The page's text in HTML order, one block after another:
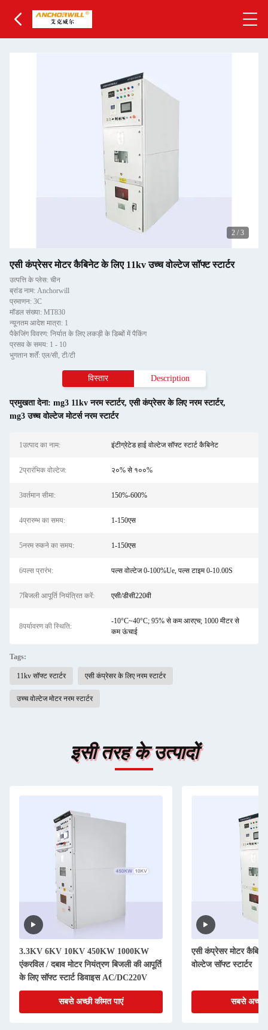
2 / 3
एसी कंप्रेसर मोटर कैबिनेट के लिए 11kv उच्च वोल्टेज सॉफ्ट स्टार्टर
उत्पत्ति के प्लेस: चीन
ब्रांड नाम: Anchorwill
प्रमाणन: 3C
मॉडल संख्या: MT830
न्यूनतम आदेश मात्रा: 1
पैकेजिंग विवरण: निर्यात के लिए लकड़ी के डिब्बों में पैकिंग
प्रसव के समय: 1 - 10
भुगतान शर्तें: एल/सी, टी/टी
विस्तार Description
प्रमुखता देना: mg3 11kv नरम स्टार्टर,एसी कंप्रेसर के लिए नरम स्टार्टर,
mg3 उच्च वोल्टेज मोटर्स नरम स्टार्टर
1उत्पाद का नाम: इंटीग्रेटेड हाई वोल्टेज सॉफ्ट स्टार्ट कैबिनेट
2प्रारंभिक वोल्टेज: २०% से १००%
3वर्तमान सीमा: 150%-600%
4प्रारम्भ का समय: 1-150एस
5नरम रुकने का समय: 1-150एस
6पल्स प्रारंभ: पल्स वोल्टेज 0-100%Ue, पल्स टाइम 0-10.00S
7बिजली आपूर्ति नियंत्रित करें: एसी/डीसी220वी
8पर्यावरण की स्थिति:
-10°C~40°C; 95% से कम आरएच; 1000 मीटर से
कम ऊंचाई
Tags:
11kv सॉफ्ट स्टार्टर एसी कंप्रेसर के लिए नरम स्टार्टर
उच्च वोल्टेज मोटर नरम स्टार्टर
इसी तरह के उत्पादों
3.3KV 6KV 10KV 450KW 1000KW
एंकरविल / दबाव मोटर नियंत्रण बिजली की आपूर्ति
के लिए सॉफ्ट स्टार्ट डिवाइस AC/DC220V
सबसे अच्छी कीमत पाएं
एसी कंप्रेसर मोटर
वोल्टेज सॉफ्ट स्टार्टर
सबसे अच्छी